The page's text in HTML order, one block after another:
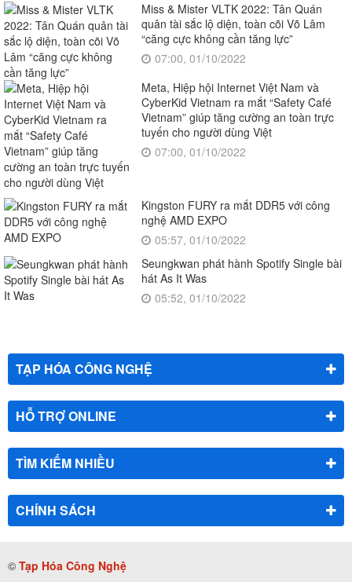
Miss & Mister VLTK 2022: Tân Quán
quân tài sắc lộ diện, toàn cõi Võ Lâm
“căng cực không cần tăng lực”
07:00, 01/10/2022
Meta, Hiệp hội Internet Việt Nam và
CyberKid Vietnam ra mắt “Safety Café
Vietnam” giúp tăng cường an toàn trực
tuyến cho người dùng Việt
07:00, 01/10/2022
Kingston FURY ra mắt DDR5 với công
nghệ AMD EXPO
05:57, 01/10/2022
Seungkwan phát hành Spotify Single bài
hát As It Was
05:52, 01/10/2022
TẠP HÓA CÔNG NGHỆ
HỖ TRỢ ONLINE
TÌM KIẾM NHIỀU
CHÍNH SÁCH
© Tạp Hóa Công Nghệ